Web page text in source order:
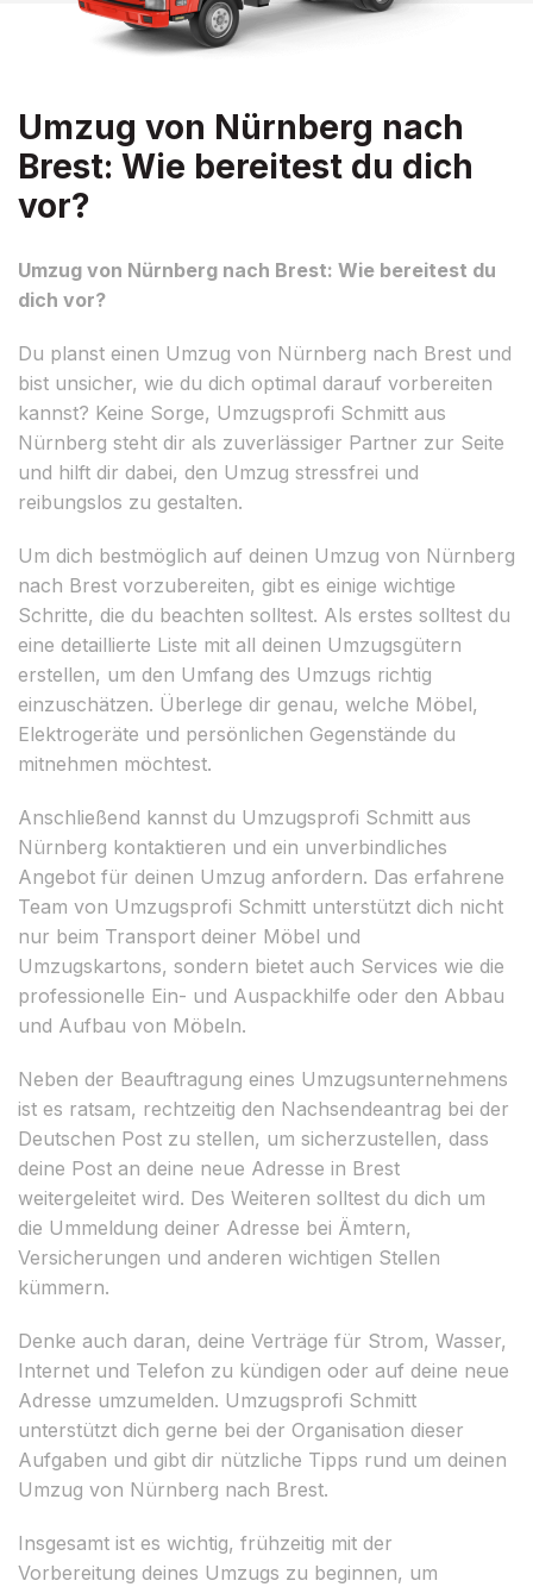
Umzug von Nürnberg nach
Brest: Wie bereitest du dich
vor?
Umzug von Nürnberg nach Brest: Wie bereitest du
dich vor?
Du planst einen Umzug von Nürnberg nach Brest und
bist unsicher, wie du dich optimal darauf vorbereiten
kannst? Keine Sorge, Umzugsprofi Schmitt aus
Nürnberg steht dir als zuverlässiger Partner zur Seite
und hilft dir dabei, den Umzug stressfrei und
reibungslos zu gestalten.
Um dich bestmöglich auf deinen Umzug von Nürnberg
nach Brest vorzubereiten, gibt es einige wichtige
Schritte, die du beachten solltest. Als erstes solltest du
eine detaillierte Liste mit all deinen Umzugsgütern
erstellen, um den Umfang des Umzugs richtig
einzuschätzen. Überlege dir genau, welche Möbel,
Elektrogeräte und persönlichen Gegenstände du
mitnehmen möchtest.
Anschließend kannst du Umzugsprofi Schmitt aus
Nürnberg kontaktieren und ein unverbindliches
Angebot für deinen Umzug anfordern. Das erfahrene
Team von Umzugsprofi Schmitt unterstützt dich nicht
nur beim Transport deiner Möbel und
Umzugskartons, sondern bietet auch Services wie die
professionelle Ein- und Auspackhilfe oder den Abbau
und Aufbau von Möbeln.
Neben der Beauftragung eines Umzugsunternehmens
ist es ratsam, rechtzeitig den Nachsendeantrag bei der
Deutschen Post zu stellen, um sicherzustellen, dass
deine Post an deine neue Adresse in Brest
weitergeleitet wird. Des Weiteren solltest du dich um
die Ummeldung deiner Adresse bei Ämtern,
Versicherungen und anderen wichtigen Stellen
kümmern.
Denke auch daran, deine Verträge für Strom, Wasser,
Internet und Telefon zu kündigen oder auf deine neue
Adresse umzumelden. Umzugsprofi Schmitt
unterstützt dich gerne bei der Organisation dieser
Aufgaben und gibt dir nützliche Tipps rund um deinen
Umzug von Nürnberg nach Brest.
Insgesamt ist es wichtig, frühzeitig mit der
Vorbereitung deines Umzugs zu beginnen, um